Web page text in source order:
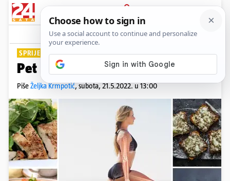
PRIJAVA
Lifestyle Komentari
SPRIJEČITE STARENJE
Pet recepata za jačanje kostiju
PišeŽeljka Krmpotić,subota, 21.5.2022. u 13:00